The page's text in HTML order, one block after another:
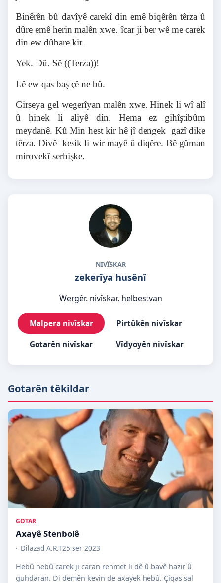
Binêrên bû davîyê carekî din emê biqêrên têrza û
dûre emê herin malên xwe. îcar ji ber wê me carek
din ew dûbare kir.
Yek. Dû. Sê ((Terza))!
Lê ew qas baş çê ne bû.
Girseya gel wegerîyan malên xwe. Hinek li wî alî
û hinek li aliyê din. Hema ez gihîştibûm
meydanê. Kû Min hest kir hê jî dengek gazî dike
têrza. Divê kesik li wir mayê û diqêre. Bê gûman
mirovekî serhişke.
NIVÎSKAR
zekerîya husênî
Wergêr. nivîskar. helbestvan
Malpera nivîskar Pirtûkên nivîskar
Gotarên nivîskar Vîdyoyên nivîskar
Gotarên têkildar
GOTAR
Axayê Stenbolê
Dilazad A.R.T25 ser 2023
Hebû nebû carek ji caran rehmet li dê û bavê hazir û
guhdaran. Di demên kevin de axayek hebû. Çiqas sal